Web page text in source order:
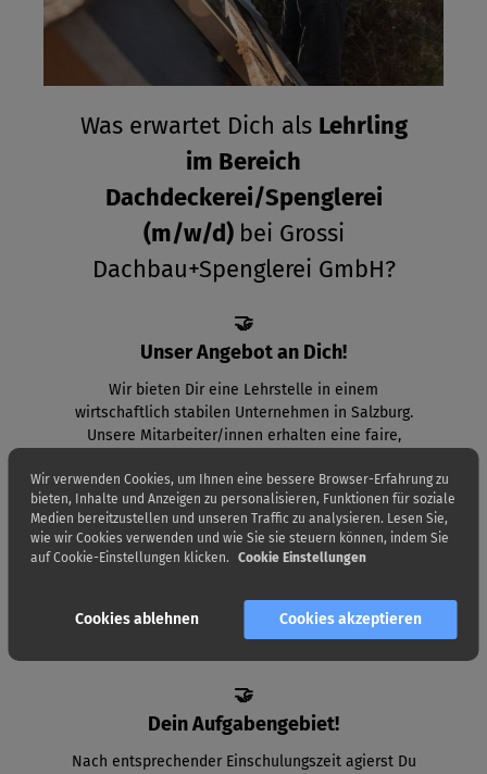
Waserwartet Dich als Lehrling
im Bereich
Dachdeckerei/Spenglerei
(m/w/d) bei Grossi
Dachbau+Spenglerei GmbH?
🤝
Unser Angebot an Dich!
Wir bieten Dir eine Lehrstelle in einem
wirtschaftlich stabilen Unternehmen in Salzburg.
Unsere Mitarbeiter/innen erhalten eine faire,
Arbeitsplatz mit wertschätzender Führungskultur.
4-Tage Woche in regelmäßigen Abständen
Gutes Arbeitsklima
Top ausgebildete Mitarbeiter
🤝
Dein Aufgabengebiet!
Nach entsprechender Einschulungszeit agierst Du
Wir verwenden Cookies, um Ihnen eine bessere Browser-Erfahrung zu
bieten, Inhalte und Anzeigen zu personalisieren, Funktionen für soziale
Medien bereitzustellen und unseren Traffic zu analysieren. Lesen Sie,
wie wir Cookies verwenden und wie Sie sie steuern können, indem Sie
auf Cookie-Einstellungen klicken.
Cookie Einstellungen
Cookies ablehnen Cookies akzeptieren